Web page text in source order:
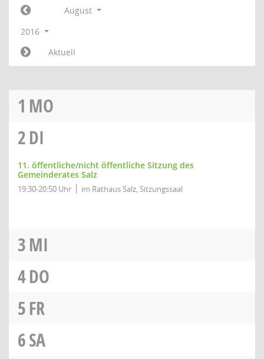
August
2016
Aktuell
1 MO
2DI
11. öffentliche/nicht öffentliche Sitzung des
Gemeinderates Salz
19:30-20:50 Uhr im Rathaus Salz, Sitzungssaal
3MI
4DO
5FR
6SA